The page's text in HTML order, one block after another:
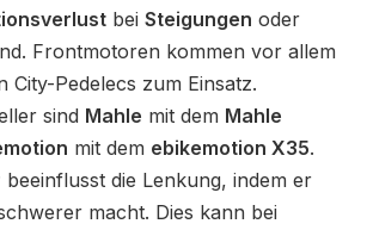
bei Steigungen oder
Frontmotoren kommen vor allem
City-Pedelecs zum Einsatz.
sind Mahle mit dem Mahle
mit dem ebikemotion X35.
beeinflusst die Lenkung, indem er
macht. Dies kann bei